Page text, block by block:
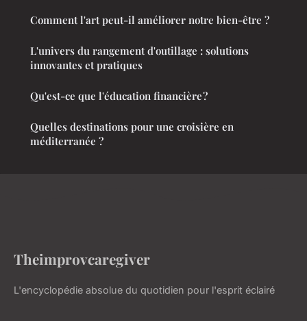
Comment l'art peut-il améliorer notre bien-être ?
L'univers du rangement d'outillage : solutions
innovantes et pratiques
Qu'est-ce que l'éducation financière ?
Quelles destinations pour une croisière en
méditerranée ?
Theimprovcaregiver
L'encyclopédie absolue du quotidien pour l'esprit éclairé